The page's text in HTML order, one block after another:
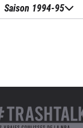
Saison 1994-95